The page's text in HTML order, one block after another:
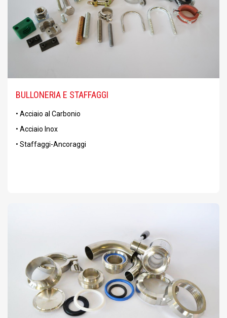
BULLONERIA E STAFFAGGI
• Acciaio al Carbonio
• Acciaio Inox
• Staffaggi-Ancoraggi